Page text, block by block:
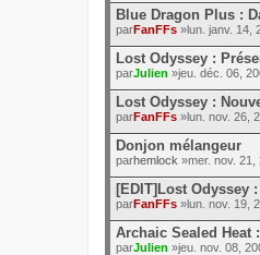
Blue Dragon Plus :
parFanFFs »lun. janv. 14,
Lost Odyssey :
parJulien »jeu. déc. 06,
Lost Odyssey :
parFanFFs »lun. nov. 26,
Donjon mélangeur
parhemlock »mer. nov. 21,
[EDIT]Lost Odyssey
parFanFFs »lun. nov. 19,
Archaic Sealed Heat
parJulien »jeu. nov. 08,